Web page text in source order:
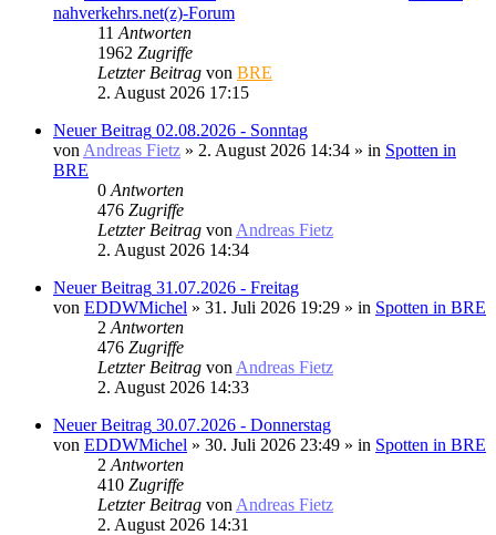
nahverkehrs.net(z)-Forum
11 Antworten
1962 Zugriffe
Letzter Beitrag von BRE
2. August 2026 17:15
Neuer Beitrag 02.08.2026 - Sonntag
von Andreas Fietz » 2. August 2026 14:34 » in Spotten in
BRE
0 Antworten
476 Zugriffe
Letzter Beitrag von Andreas Fietz
2. August 2026 14:34
Neuer Beitrag 31.07.2026 - Freitag
von EDDWMichel » 31. Juli 2026 19:29 » in Spotten in BRE
2 Antworten
476 Zugriffe
Letzter Beitrag von Andreas Fietz
2. August 2026 14:33
Neuer Beitrag 30.07.2026 - Donnerstag
von EDDWMichel » 30. Juli 2026 23:49 » in Spotten in BRE
2 Antworten
410 Zugriffe
Letzter Beitrag von Andreas Fietz
2. August 2026 14:31